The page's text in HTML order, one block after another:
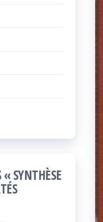
SYNTHÈSE